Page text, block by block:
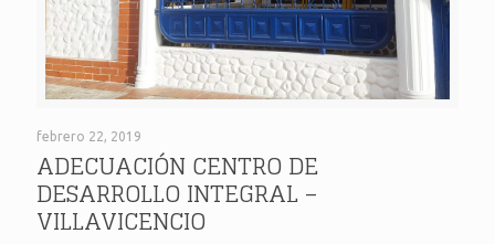
ADECUACIÓN CENTRO DE DESARROLLO INTEGRAL –
VILLAVICENCIO
febrero 22, 2019
ADECUACIÓN CENTRO DE
DESARROLLO INTEGRAL –
VILLAVICENCIO